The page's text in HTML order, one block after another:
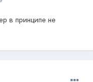
в принципе не